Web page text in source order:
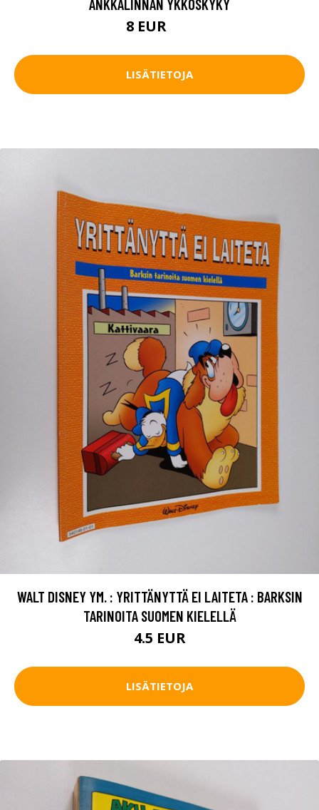
ANKKALINNAN YKKÖSKYKY
8 EUR
LISÄTIETOJA
WALT DISNEY YM. : YRITTÄNYTTÄ EI LAITETA : BARKSIN
TARINOITA SUOMEN KIELELLÄ
4.5 EUR
LISÄTIETOJA